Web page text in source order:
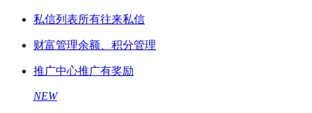
私信列表所有往来私信
财富管理余额、积分管理
推广中心推广有奖励
NEW